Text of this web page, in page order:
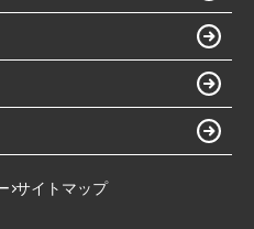
サイトマップ